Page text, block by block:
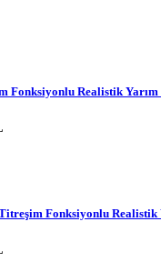
Fonksiyonlu Realistik Yarım
Fonksiyonlu Realistik